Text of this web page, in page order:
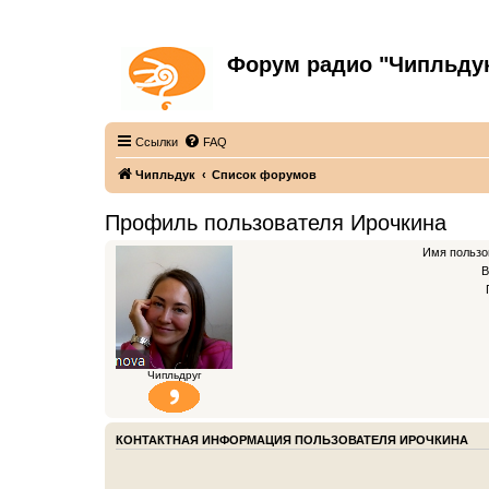
Форум радио
Ссылки FAQ
Чипльдук Список форумов
Профиль пользователя Ирочкина
Чипльдруг
Имя
КОНТАКТНАЯ ИНФОРМАЦИЯ ПОЛЬЗОВАТЕЛЯ ИРОЧКИНА